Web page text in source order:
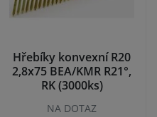
Hřebíky konvexní R20
2,8x75 BEA/KMR R21°,
RK (3000ks)
NA DOTAZ